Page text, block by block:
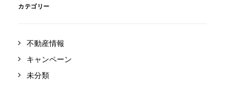
カテゴリー
不動産情報
キャンペーン
未分類